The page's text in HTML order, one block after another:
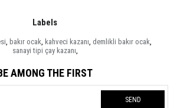
Labels
, bakır ocak, kahveci kazanı, demlikli bakır ocak,
sanayi tipi çay kazanı,
AMONG THE FIRST
SEND